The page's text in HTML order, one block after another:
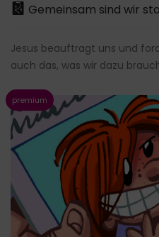
Gemeinsam sind wir
Jesus beauftragt uns und
auch das, was wir dazu